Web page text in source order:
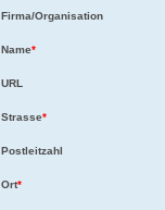
Firma/Organisation
Name*
URL
Strasse*
Postleitzahl
Ort*